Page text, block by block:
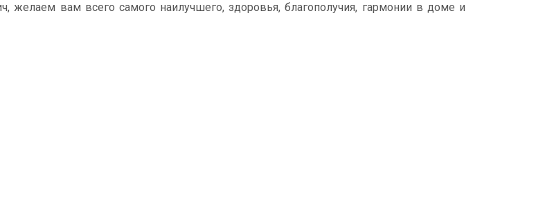
желаем вам всего самого наилучшего, здоровья, благополучия, гармонии в доме и